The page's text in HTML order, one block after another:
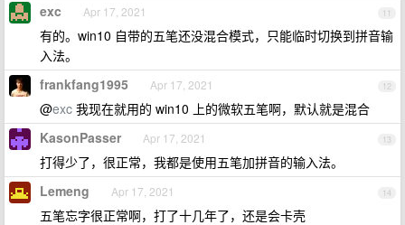
11
exc Apr 17, 2021
有的。win10 自带的五笔还没混合模式，只能临时切换到拼音输
入法。
12
frankfang1995 Apr 17, 2021
@exc 我现在就用的 win10 上的微软五笔啊，默认就是混合
13
KasonPasser Apr 17, 2021
打得少了，很正常，我都是使用五笔加拼音的输入法。
14
Lemeng Apr 17, 2021
五笔忘字很正常啊，打了十几年了，还是会卡壳